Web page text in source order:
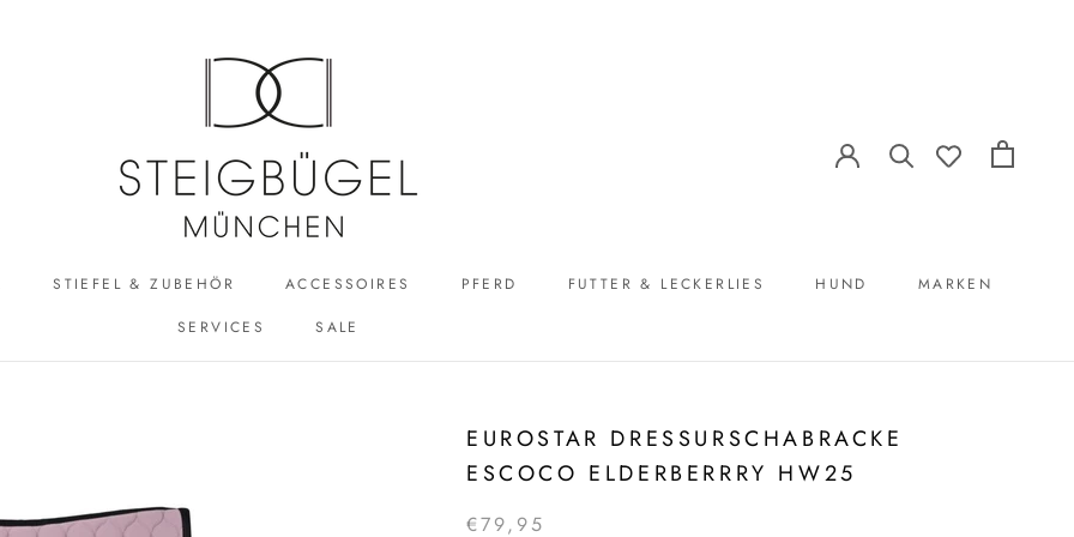
STIEFEL & ZUBEHÖR ACCESSOIRES PFERD FUTTER & LECKERLIES HUND MARKEN
SERVICES
SALE
EUROSTAR DRESSURSCHABRACKE
ESCOCO ELDERBERRRY HW25
€79,95